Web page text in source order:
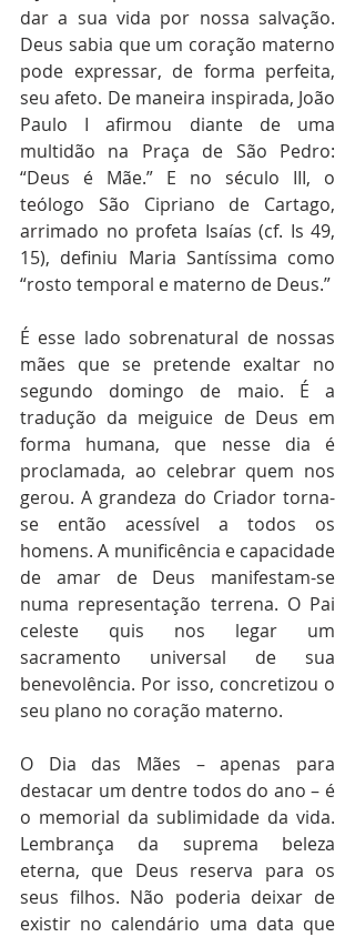
dar a sua vida por nossa salvação.
Deus sabia que um coração materno
pode expressar, de forma perfeita,
seu afeto. De maneira inspirada, João
Paulo I afirmou diante de uma
multidão na Praça de São Pedro:
“Deus é Mãe.” E no século III, o
teólogo São Cipriano de Cartago,
arrimado no profeta Isaías (cf. Is 49,
15), definiu Maria Santíssima como
“rosto temporal e materno de Deus.”
É esse lado sobrenatural de nossas
mães que se pretende exaltar no
segundo domingo de maio. É a
tradução da meiguice de Deus em
forma humana, que nesse dia é
proclamada, ao celebrar quem nos
gerou. A grandeza do Criador torna-
se então acessível a todos os
homens. A munificência e capacidade
de amar de Deus manifestam-se
numa representação terrena. O Pai
celeste quis nos legar um
sacramento universal de sua
benevolência. Por isso, concretizou o
seu plano no coração materno.
O Dia das Mães – apenas para
destacar um dentre todos do ano – é
o memorial da sublimidade da vida.
Lembrança da suprema beleza
eterna, que Deus reserva para os
seus filhos. Não poderia deixar de
existir no calendário uma data que